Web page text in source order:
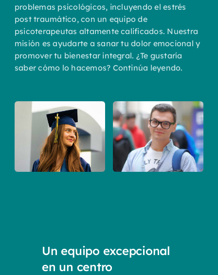
problemas psicológicos, incluyendo el estrés
post traumático, con un equipo de
psicoterapeutas altamente calificados. Nuestra
misión es ayudarte a sanar tu dolor emocional y
promover tu bienestar integral. ¿Te gustaría
saber cómo lo hacemos? Continúa leyendo.
Un equipo excepcional
en un centro